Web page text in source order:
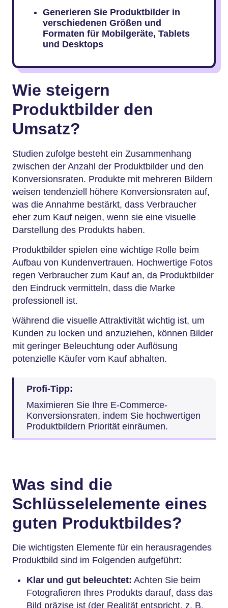
Generieren Sie Produktbilder in
verschiedenen Größen und
Formaten für Mobilgeräte, Tablets
und Desktops
Wie steigern
Produktbilder den
Umsatz?
Studien zufolge besteht ein Zusammenhang
zwischen der Anzahl der Produktbilder und den
Konversionsraten. Produkte mit mehreren Bildern
weisen tendenziell höhere Konversionsraten auf,
was die Annahme bestärkt, dass Verbraucher
eher zum Kauf neigen, wenn sie eine visuelle
Darstellung des Produkts haben.
Produktbilder spielen eine wichtige Rolle beim
Aufbau von Kundenvertrauen. Hochwertige Fotos
regen Verbraucher zum Kauf an, da Produktbilder
den Eindruck vermitteln, dass die Marke
professionell ist.
Während die visuelle Attraktivität wichtig ist, um
Kunden zu locken und anzuziehen, können Bilder
mit geringer Beleuchtung oder Auflösung
potenzielle Käufer vom Kauf abhalten.
Profi-Tipp:
Maximieren Sie Ihre E-Commerce-
Konversionsraten, indem Sie hochwertigen
Produktbildern Priorität einräumen.
Was sind die
Schlüsselelemente eines
guten Produktbildes?
Die wichtigsten Elemente für ein herausragendes
Produktbild sind im Folgenden aufgeführt:
Klar und gut beleuchtet: Achten Sie beim
Fotografieren Ihres Produkts darauf, dass das
Bild präzise ist (der Realität entspricht, z. B.